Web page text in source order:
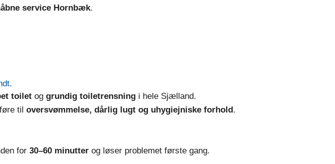
service Hornbæk.
toilet og grundig toiletrensning i hele Sjælland.
til oversvømmelse, dårlig lugt og uhygiejniske forhold.
for 30–60 minutter og løser problemet første gang.